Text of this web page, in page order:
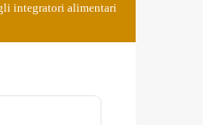
integratori alimentari